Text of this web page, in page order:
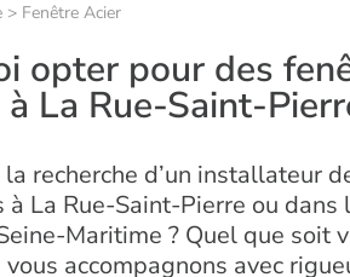
> Fenêtre Acier
opter pour des
La Rue-Saint-
recherche d’un installateur
à La Rue-Saint-Pierre ou dans
Maritime ? Quel que soit
accompagnons avec